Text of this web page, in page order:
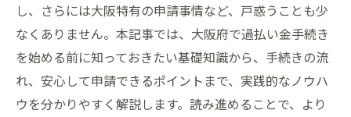
し、さらには大阪特有の申請事情など、戸惑うことも少
なくありません。本記事では、大阪府で過払い金手続き
を始める前に知っておきたい基礎知識から、手続きの流
れ、安心して申請できるポイントまで、実践的なノウハ
ウを分かりやすく解説します。読み進めることで、より